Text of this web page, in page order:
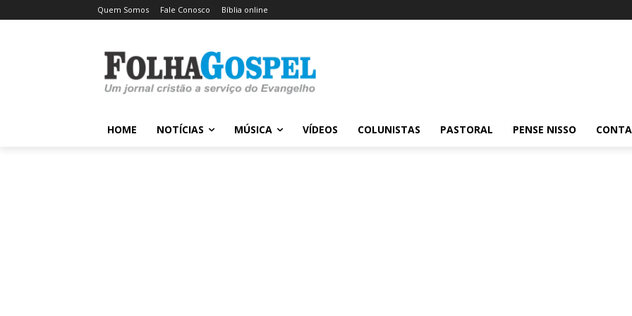
Quem Somos Fale Conosco Bíblia online
HOME NOTÍCIAS MÚSICA VÍDEOS COLUNISTAS PASTORAL PENSE NISSO